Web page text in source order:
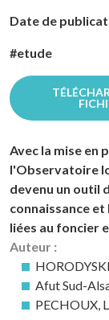
Date de
#etude
Avec la mise en
l'Observatoire
devenu un outil
connaissance
liées au foncier
Auteur :
Afut Sud-
PECHOUX,